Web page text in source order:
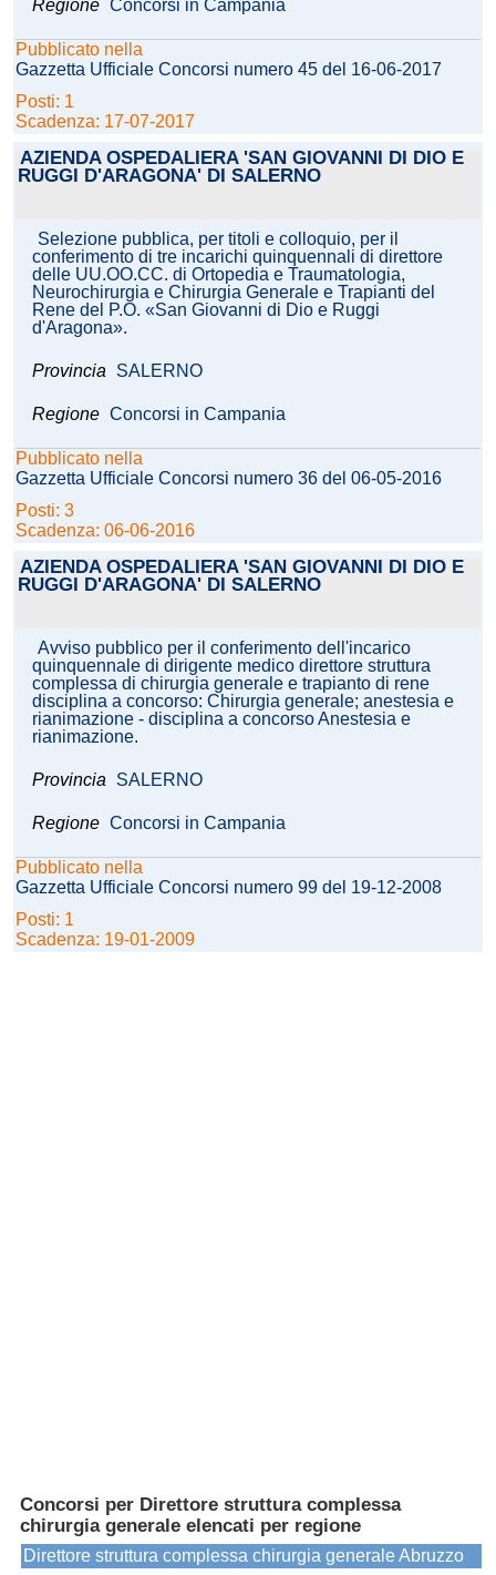
Regione Concorsi in Campania
Pubblicato nella
Gazzetta Ufficiale Concorsi numero 45 del 16-06-2017
Posti: 1
Scadenza: 17-07-2017
AZIENDA OSPEDALIERA 'SAN GIOVANNI DI DIO E
RUGGI D'ARAGONA' DI SALERNO
Selezione pubblica, per titoli e colloquio, per il
conferimento di tre incarichi quinquennali di direttore
delle UU.OO.CC. di Ortopedia e Traumatologia,
Neurochirurgia e Chirurgia Generale e Trapianti del
Rene del P.O. «San Giovanni di Dio e Ruggi
d'Aragona».
Provincia SALERNO
Regione Concorsi in Campania
Pubblicato nella
Gazzetta Ufficiale Concorsi numero 36 del 06-05-2016
Posti: 3
Scadenza: 06-06-2016
AZIENDA OSPEDALIERA 'SAN GIOVANNI DI DIO E
RUGGI D'ARAGONA' DI SALERNO
Avviso pubblico per il conferimento dell'incarico
quinquennale di dirigente medico direttore struttura
complessa di chirurgia generale e trapianto di rene
disciplina a concorso: Chirurgia generale; anestesia e
rianimazione - disciplina a concorso Anestesia e
rianimazione.
Provincia SALERNO
Regione Concorsi in Campania
Pubblicato nella
Gazzetta Ufficiale Concorsi numero 99 del 19-12-2008
Posti: 1
Scadenza: 19-01-2009
Concorsi per Direttore struttura complessa
chirurgia generale elencati per regione
Direttore struttura complessa chirurgia generale Abruzzo